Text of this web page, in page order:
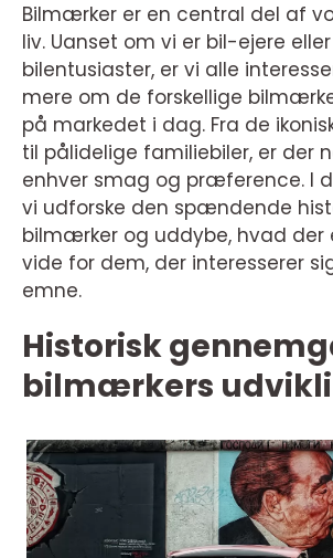
Bilmærker er en central del af
liv. Uanset om vi er bil-ejere
bilentusiaster, er vi alle
mere om de forskellige
på markedet i dag. Fra de
til pålidelige familiebiler, er der
enhver smag og præference. I
vi udforske den spændende
bilmærker og uddybe, hvad der
vide for dem, der interesserer
emne.
Historisk
bilmærkers